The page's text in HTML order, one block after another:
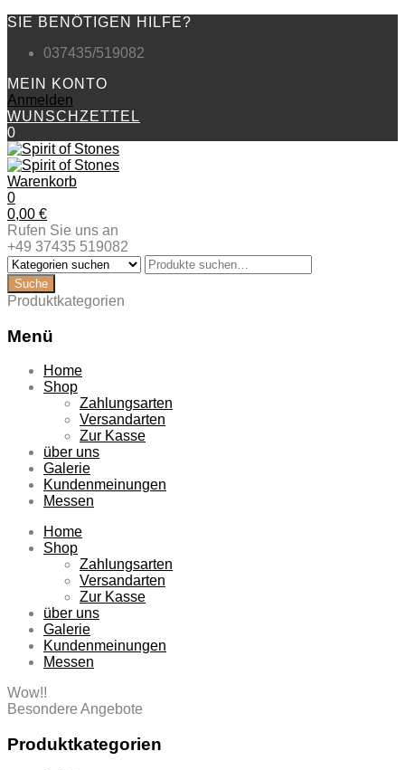
SIE BENÖTIGEN HILFE?
037435/519082
MEIN KONTO
Anmelden
WUNSCHZETTEL
0
Warenkorb
0
0,00 €
Rufen Sie uns an
+49 37435 519082
Produktkategorien
Menü
Zum
Inhalt
Home
Shop
Zahlungsarten
Versandarten
Zur Kasse
über uns
Galerie
Kundenmeinungen
Messen
Home
Shop
Zahlungsarten
Versandarten
Zur Kasse
über uns
Galerie
Kundenmeinungen
Messen
Wow!!
Besondere Angebote
Produktkategorien